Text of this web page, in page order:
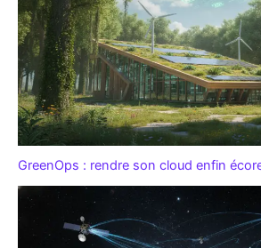
GreenOps : rendre son cloud enfin